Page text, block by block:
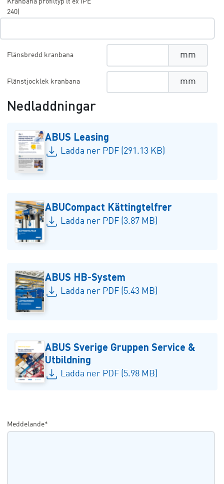
240)
Flänsbredd kranbana mm
Flänstjocklek kranbana mm
Nedladdningar
ABUS Leasing
Ladda ner PDF (291.13 KB)
ABUCompact Kättingtelfrer
Ladda ner PDF (3.87 MB)
ABUS HB-System
Ladda ner PDF (5.43 MB)
ABUS Sverige Gruppen Service &
Utbildning
Ladda ner PDF (5.98 MB)
Meddelande*